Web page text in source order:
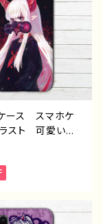
イド ケース ピア
ー 銀髪 個性
すめ 人気 イラ
ー クリエイタ
オリジナル デ
ズ タイトル：
：nero
ース スマホケ
スト 可愛い女
こいい女子 お
病みかわいい
ヤンデレ iPhon
Android ア